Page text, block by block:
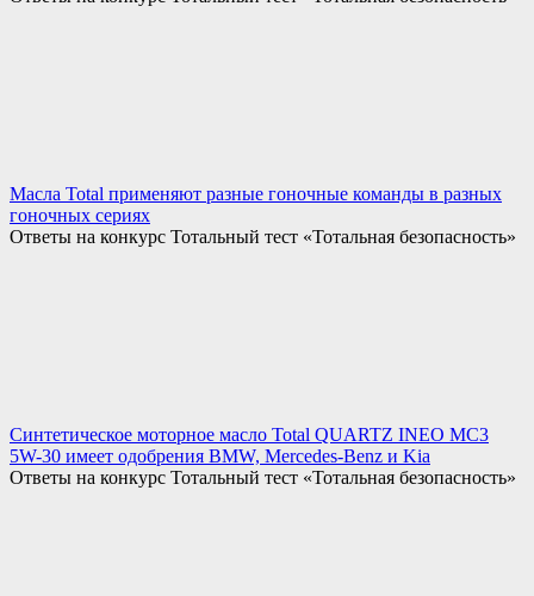
Масла Total применяют разные гоночные команды в разных
гоночных сериях
Ответы на конкурс Тотальный тест «Тотальная безопасность»
Синтетическое моторное масло Total QUARTZ INEO MC3
5W-30 имеет одобрения BMW, Mercedes-Benz и Kia
Ответы на конкурс Тотальный тест «Тотальная безопасность»